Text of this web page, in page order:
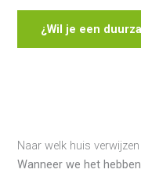
¿Wil je een
Naar welk huis verwijzen
Wanneer we het